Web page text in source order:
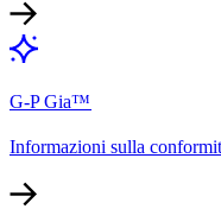
G-P Gia™​​
Informazioni sulla